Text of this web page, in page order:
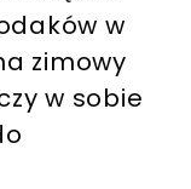
w
zimowy
w sobie